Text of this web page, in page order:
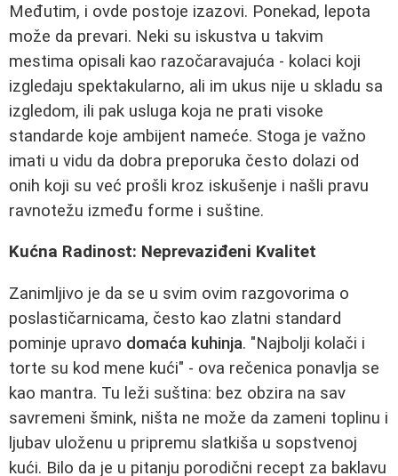
Međutim, i ovde postoje izazovi. Ponekad, lepota
može da prevari. Neki su iskustva u takvim
mestima opisali kao razočaravajuća - kolaci koji
izgledaju spektakularno, ali im ukus nije u skladu sa
izgledom, ili pak usluga koja ne prati visoke
standarde koje ambijent nameće. Stoga je važno
imati u vidu da dobra preporuka često dolazi od
onih koji su već prošli kroz iskušenje i našli pravu
ravnotežu između forme i suštine.
Kućna Radinost: Neprevaziđeni Kvalitet
Zanimljivo je da se u svim ovim razgovorima o
poslastičarnicama, često kao zlatni standard
pominje upravo domaća kuhinja. "Najbolji kolači i
torte su kod mene kući" - ova rečenica ponavlja se
kao mantra. Tu leži suština: bez obzira na sav
savremeni šmink, ništa ne može da zameni toplinu i
ljubav uloženu u pripremu slatkiša u sopstvenoj
kući. Bilo da je u pitanju porodični recept za baklavu